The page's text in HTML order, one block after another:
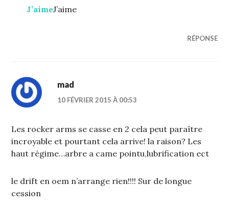
J’aimeJ’aime
RÉPONSE
mad
10 FÉVRIER 2015 À 00:53
Les rocker arms se casse en 2 cela peut paraître
incroyable et pourtant cela arrive! la raison? Les
haut régime…arbre a came pointu,lubrification ect
le drift en oem n’arrange rien!!!! Sur de longue
cession